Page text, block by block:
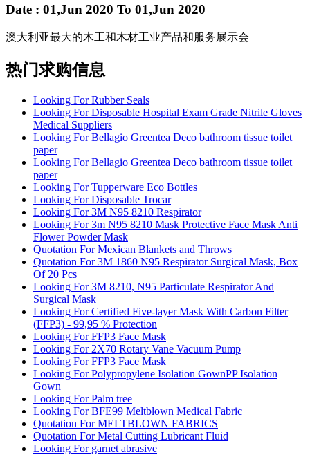
Date : 01,Jun 2020 To 01,Jun 2020
澳大利亚最大的木工和木材工业产品和服务展示会
热门求购信息
Looking For Rubber Seals
Looking For Disposable Hospital Exam Grade Nitrile Gloves
Medical Suppliers
Looking For Bellagio Greentea Deco bathroom tissue toilet
paper
Looking For Bellagio Greentea Deco bathroom tissue toilet
paper
Looking For Tupperware Eco Bottles
Looking For Disposable Trocar
Looking For 3M N95 8210 Respirator
Looking For 3m N95 8210 Mask Protective Face Mask Anti
Flower Powder Mask
Quotation For Mexican Blankets and Throws
Quotation For 3M 1860 N95 Respirator Surgical Mask, Box
Of 20 Pcs
Looking For 3M 8210, N95 Particulate Respirator And
Surgical Mask
Looking For Certified Five-layer Mask With Carbon Filter
(FFP3) - 99,95 % Protection
Looking For FFP3 Face Mask
Looking For 2X70 Rotary Vane Vacuum Pump
Looking For FFP3 Face Mask
Looking For Polypropylene Isolation GownPP Isolation
Gown
Looking For Palm tree
Looking For BFE99 Meltblown Medical Fabric
Quotation For MELTBLOWN FABRICS
Quotation For Metal Cutting Lubricant Fluid
Looking For garnet abrasive